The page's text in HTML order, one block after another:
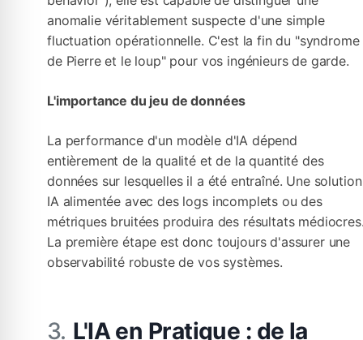
anomalie véritablement suspecte d'une simple
fluctuation opérationnelle. C'est la fin du "syndrome
de Pierre et le loup" pour vos ingénieurs de garde.
L'importance du jeu de données
La performance d'un modèle d'IA dépend
entièrement de la qualité et de la quantité des
données sur lesquelles il a été entraîné. Une solution
IA alimentée avec des logs incomplets ou des
métriques bruitées produira des résultats
La première étape est donc toujours d'assurer une
observabilité robuste de vos systèmes.
L'IA en Pratique : de la